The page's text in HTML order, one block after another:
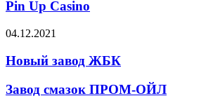
Pin Up Casino
04.12.2021
Новый завод ЖБК
Завод смазок ПРОМ-ОЙЛ